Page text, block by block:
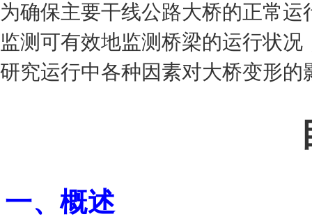
为确保主要干线公路大桥的正常
监测可有效地监测桥梁的运行状
研究运行中各种因素对大桥变形的
一、概述